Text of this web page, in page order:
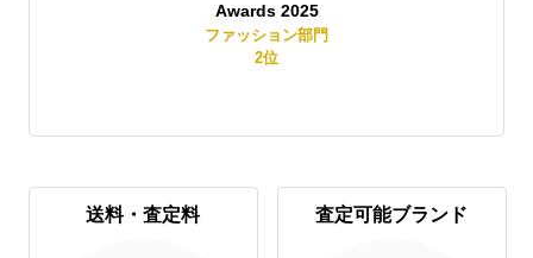
Awards 2025
ファッション部門
2位
送料・査定料 査定可能ブランド